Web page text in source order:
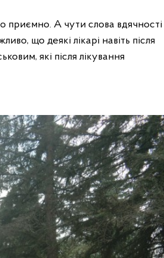
приємно. А чути слова вдячності
що деякі лікарі навіть після
які після лікування